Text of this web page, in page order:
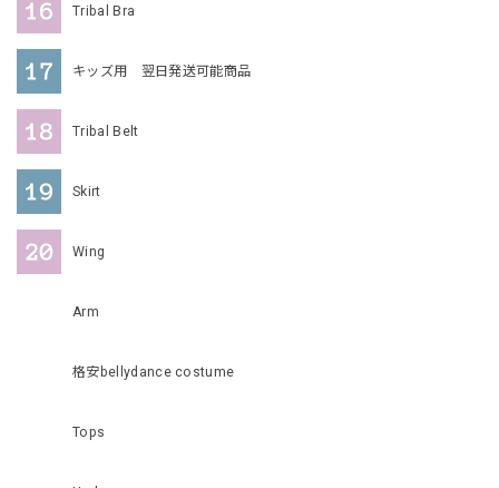
Tribal Bra
キッズ用 翌日発送可能商品
Tribal Belt
Skirt
Wing
Arm
格安bellydance costume
Tops